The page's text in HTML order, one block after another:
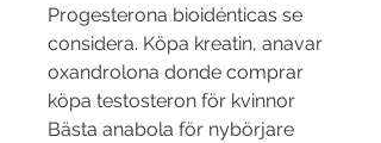
Progesterona bioidénticas se
considera. Köpa kreatin, anavar
oxandrolona donde comprar
köpa testosteron för kvinnor
Bästa anabola för nybörjare